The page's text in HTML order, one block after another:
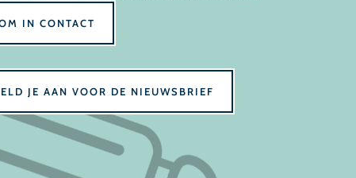
IN CONTACT
JE AAN VOOR DE NIEUWSBRIEF